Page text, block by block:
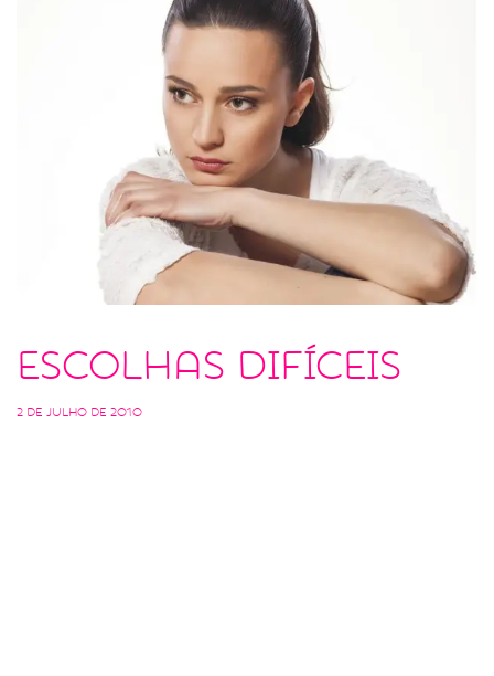
Escolhas difíceis
2 de julho de 2010